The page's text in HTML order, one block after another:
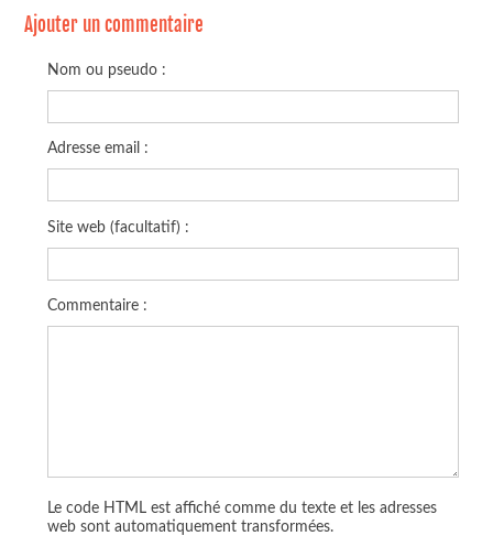
Ajouter un commentaire
Nom ou pseudo :
Adresse email :
Site web (facultatif) :
Commentaire :
Le code HTML est affiché comme du texte et les adresses
web sont automatiquement transformées.